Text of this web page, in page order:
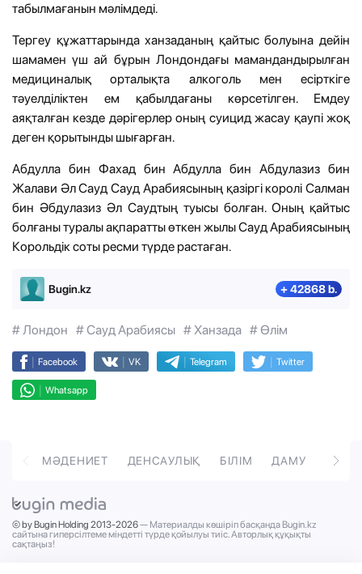
табылмағанын мәлімдеді.
Тергеу құжаттарында ханзаданың қайтыс болуына дейін
шамамен үш ай бұрын Лондондағы мамандандырылған
медициналық орталықта алкоголь мен есірткіге
тәуелділіктен ем қабылдағаны көрсетілген. Емдеу
аяқталған кезде дәрігерлер оның суицид жасау қаупі жоқ
деген қорытынды шығарған.
Абдулла бин Фахад бин Абдулла бин Абдулазиз бин
Жалави Әл Сауд Сауд Арабиясының қазіргі королі Салман
бин Әбдулазиз Әл Саудтың туысы болған. Оның қайтыс
болғаны туралы ақпаратты өткен жылы Сауд Арабиясының
Корольдік соты ресми түрде растаған.
Bugin.kz + 42868 b.
# Лондон # Сауд Арабиясы # Ханзада # Өлім
| Facebook | VK | Telegram | Twitter
| Whatsapp
МӘДЕНИЕТ ДЕНСАУЛЫҚ БІЛІМ ДАМУ
© by Bugin Holding 2013-2026— Материалды көшіріп басқанда Bugin.kz
сайтына гиперсілтеме міндетті түрде қойылуы тиіс. Авторлық құқықты
сақтаңыз!